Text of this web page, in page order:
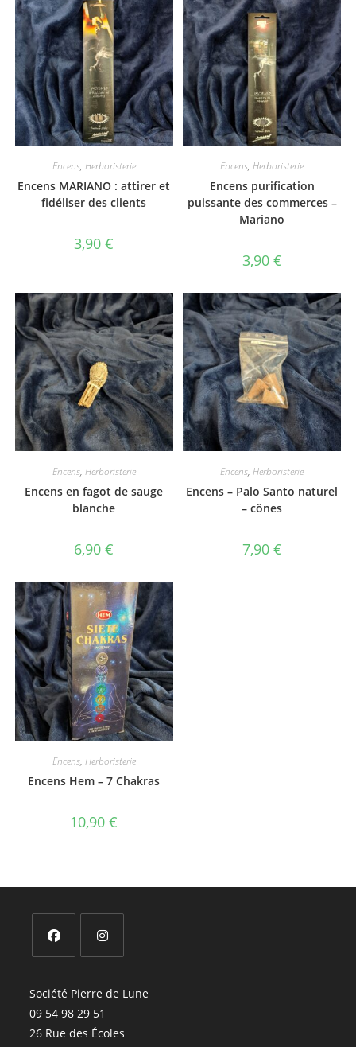
Encens, Herboristerie
Encens MARIANO : attirer et
fidéliser des clients
3,90€
Encens,Herboristerie
Encens purification
puissante des commerces –
Mariano
3,90 €
Encens, Herboristerie
Encens en fagot de sauge
blanche
6,90€
Encens,Herboristerie
Encens – Palo Santo naturel
– cônes
7,90 €
Encens, Herboristerie
Encens Hem – 7 Chakras
10,90€
dans
nouvel
Société Pierre de Lune
09 54 98 29 51
26 Rue des Écoles